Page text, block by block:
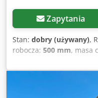
Zapytania
Stan: dobry (używany),
robocza: 500 mm, masa
Dsdpfxjvr Dxpe Adqewa
1987 Motogodziny :
Sprzęt różnego typu :